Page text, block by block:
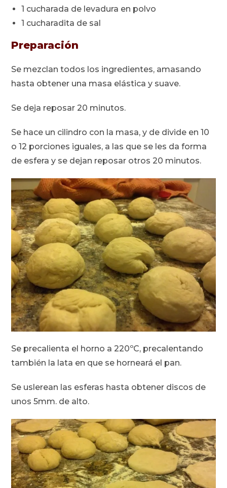
1 cucharada de levadura en polvo
1 cucharadita de sal
Preparación
Se mezclan todos los ingredientes, amasando
hasta obtener una masa elástica y suave.
Se deja reposar 20 minutos.
Se hace un cilindro con la masa, y de divide en 10
o 12 porciones iguales, a las que se les da forma
de esfera y se dejan reposar otros 20 minutos.
Se precalienta el horno a 220ºC, precalentando
también la lata en que se horneará el pan.
Se uslerean las esferas hasta obtener discos de
unos 5mm. de alto.